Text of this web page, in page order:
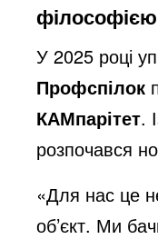
філософією
У 2025 році
Профспілок
КАМпарітет.
розпочався
«Для нас це
об’єкт. Ми